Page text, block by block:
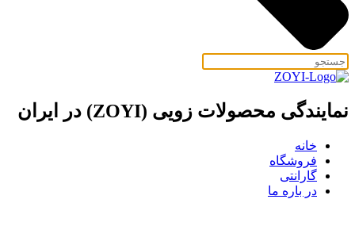
نمایندگی محصولات زویی (ZOYI) در ایران
خانه
فروشگاه
گارانتی
در باره ما